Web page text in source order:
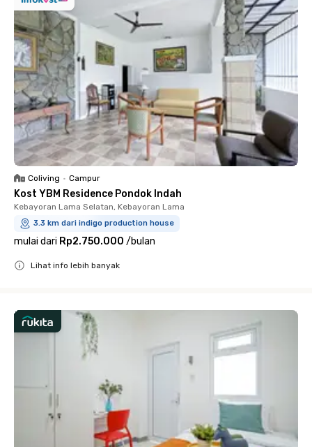
Coliving • Campur
Kost YBM Residence Pondok Indah
Kebayoran Lama Selatan, Kebayoran Lama
3.3 km dari indigo production house
mulai dari Rp2.750.000 /bulan
Lihat info lebih banyak